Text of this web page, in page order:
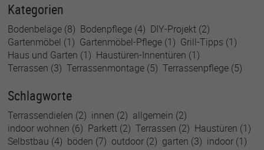
Kategorien
Bodenbeläge(8) Bodenpflege(4) DIY-Projekt(2)
Gartenmöbel (1) Gartenmöbel-Pflege(1) Grill-Tipps (1)
Haus und Garten (1) Haustüren-Innentüren (1)
Terrassen (3) Terrassenmontage(5) Terrassenpflege(5)
Schlagworte
Terrassendielen (2) innen (2) allgemein (2)
indoor wohnen (6) Parkett(2) Terrassen (2) Haustüren (1)
Selbstbau (4) böden (7) outdoor(2) garten (3) indoor(1)